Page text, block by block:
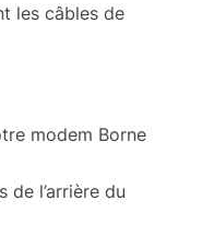
les câbles de
modem Borne
de l’arrière du